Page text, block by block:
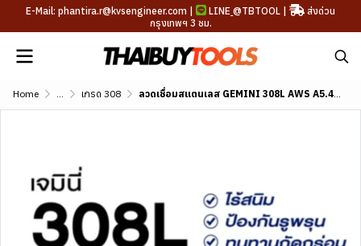
E-Mail: phantira.r@kvsengineer.com | LINE @TBTOOL |
ส่งด่วน
กรุงเทพฯ 3 ชม.
Home ... เกรด 308 ลวดเชื่อมสแตนเลส GEMINI 308L AWS A5.4 E308L-16